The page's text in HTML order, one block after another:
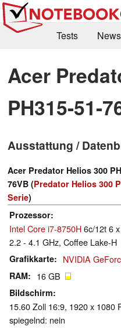
Tests News
Kaufberatung
Deals
Forum
Acer
PH315-51-
Ausstattung /
Acer Predator Helios 300
76VB (Predator Helios 300
Serie)
Prozessor
Intel Core i7-8750H6c/12t 6 x
2.2 - 4.1 GHz, Coffee Lake-H
Grafikkarte NVIDIA
RAM 16 GB
Bildschirm
15.60 Zoll 16:9, 1920 x 1080
spiegelnd: nein